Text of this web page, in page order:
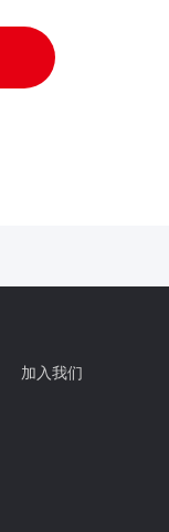
加入我们